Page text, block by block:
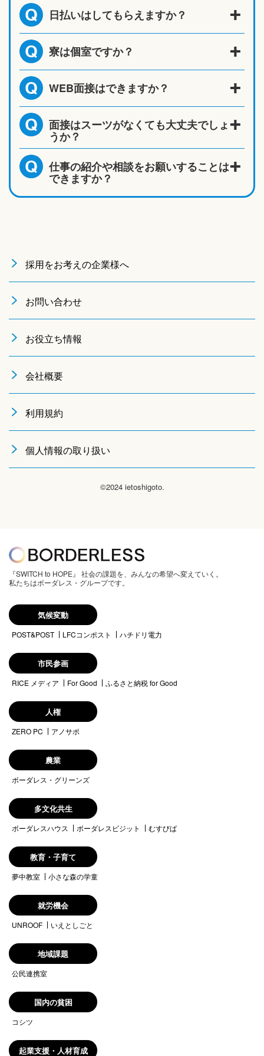
Q 日払いはしてもらえますか？
Q 寮は個室ですか？
Q WEB面接はできますか？
Q 面接はスーツがなくても大丈夫でしょ
うか？
Q 仕事の紹介や相談をお願いすることは
できますか？
採用をお考えの企業様へ
お問い合わせ
お役立ち情報
会社概要
利用規約
個人情報の取り扱い
©2024 ietoshigoto.
『SWITCH to HOPE』 社会の課題を、みんなの希望へ変えていく。
私たちはボーダレス・グループです。
気候変動
POST&POST LFCコンポスト ハチドリ電力
市民参画
RICE メディア For Good ふるさと納税 for Good
人権
ZERO PC アノサポ
農業
ボーダレス・グリーンズ
多文化共生
ボーダレスハウス ボーダレスビジット むすびば
教育・子育て
夢中教室 小さな森の学童
就労機会
UNROOF いえとしごと
地域課題
公民連携室
国内の貧困
コシツ
起業支援・人材育成